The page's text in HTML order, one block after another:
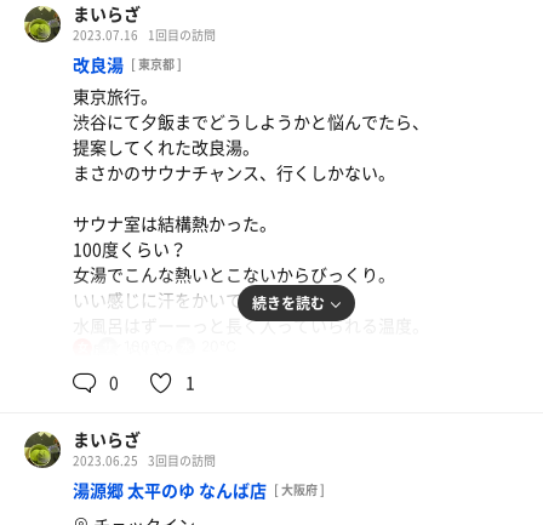
まいらざ
2023.07.16 1回目の訪問
改良湯 [ 東京都 ]
東京旅行。
渋谷にて夕飯までどうしようかと悩んでたら、
提案してくれた改良湯。
まさかのサウナチャンス、行くしかない。
サウナ室は結構熱かった。
100度くらい？
女湯でこんな熱いとこないからびっくり。
いい感じに汗をかいて、水風呂へ。
水風呂はずーーっと長く入っていられる温度。
これは気持ちいい。
お風呂上がったらポカリで最高でした。
続きを読む
0 1
まいらざ
2023.06.25 3回目の訪問
湯源郷 太平のゆ なんば店 [ 大阪府 ]